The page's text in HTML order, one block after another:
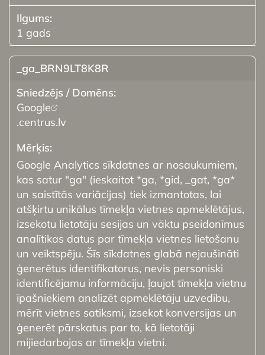
1 gads
_ga_BRN9LT8K8R
Google
.centrus.lv
Google Analytics sīkdatnes ar nosaukumiem,
kas satur "ga" (ieskaitot *ga, *gid, _gat, *ga*
un saistītās variācijas) tiek izmantotas, lai
atšķirtu unikālus tīmekļa vietnes apmeklētājus,
izsekotu lietotāju sesijas un vāktu pseidonīmus
analītikas datus par tīmekļa vietnes lietošanu
un veiktspēju. Šīs sīkdatnes glabā nejaušināti
ģenerētus identifikatorus, nevis personiski
identificējamu informāciju, ļaujot tīmekļa vietnu
īpašniekiem analizēt apmeklētāju uzvedību,
mērīt vietnes satiksmi, izsekot konversijas un
ģenerēt pārskatus par to, kā lietotāji
mijiedarbojas ar tīmekļa vietni.